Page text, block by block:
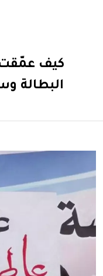
كيف عمّقت
البطالة